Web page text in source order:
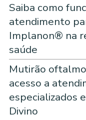
Saiba como
atendimento
Implanon® na
saúde
Mutirão
acesso a
especializados
Divino